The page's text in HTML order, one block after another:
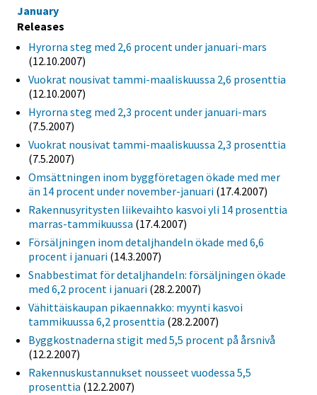
January
Releases
Hyrorna steg med 2,6 procent under januari-mars
(12.10.2007)
Vuokrat nousivat tammi-maaliskuussa 2,6 prosenttia
(12.10.2007)
Hyrorna steg med 2,3 procent under januari-mars
(7.5.2007)
Vuokrat nousivat tammi-maaliskuussa 2,3 prosenttia
(7.5.2007)
Omsättningen inom byggföretagen ökade med mer
än 14 procent under november-januari (17.4.2007)
Rakennusyritysten liikevaihto kasvoi yli 14 prosenttia
marras-tammikuussa (17.4.2007)
Försäljningen inom detaljhandeln ökade med 6,6
procent i januari (14.3.2007)
Snabbestimat för detaljhandeln: försäljningen ökade
med 6,2 procent i januari (28.2.2007)
Vähittäiskaupan pikaennakko: myynti kasvoi
tammikuussa 6,2 prosenttia (28.2.2007)
Byggkostnaderna stigit med 5,5 procent på årsnivå
(12.2.2007)
Rakennuskustannukset nousseet vuodessa 5,5
prosenttia (12.2.2007)